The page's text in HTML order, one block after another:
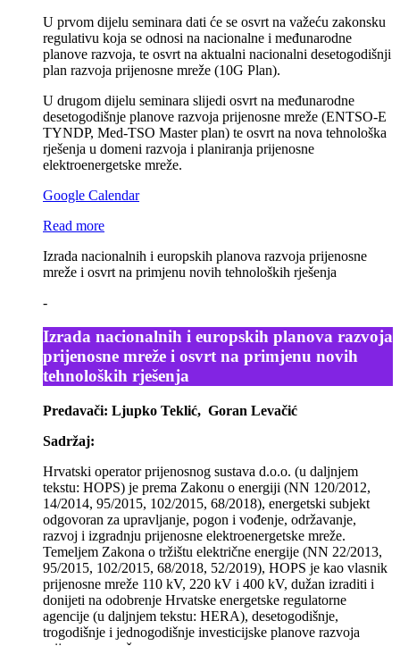
U prvom dijelu seminara dati će se osvrt na važeću zakonsku
regulativu koja se odnosi na nacionalne i međunarodne
planove razvoja, te osvrt na aktualni nacionalni desetogodišnji
plan razvoja prijenosne mreže (10G Plan).
U drugom dijelu seminara slijedi osvrt na međunarodne
desetogodišnje planove razvoja prijenosne mreže (ENTSO-E
TYNDP, Med-TSO Master plan) te osvrt na nova tehnološka
rješenja u domeni razvoja i planiranja prijenosne
elektroenergetske mreže.
Google Calendar
Read more
Izrada nacionalnih i europskih planova razvoja prijenosne
mreže i osvrt na primjenu novih tehnoloških rješenja
-
Izrada nacionalnih i europskih planova razvoja
prijenosne mreže i osvrt na primjenu novih
tehnoloških rješenja
Predavači: Ljupko Teklić, Goran Levačić
Sadržaj:
Hrvatski operator prijenosnog sustava d.o.o. (u daljnjem
tekstu: HOPS) je prema Zakonu o energiji (NN 120/2012,
14/2014, 95/2015, 102/2015, 68/2018), energetski subjekt
odgovoran za upravljanje, pogon i vođenje, održavanje,
razvoj i izgradnju prijenosne elektroenergetske mreže.
Temeljem Zakona o tržištu električne energije (NN 22/2013,
95/2015, 102/2015, 68/2018, 52/2019), HOPS je kao vlasnik
prijenosne mreže 110 kV, 220 kV i 400 kV, dužan izraditi i
donijeti na odobrenje Hrvatske energetske regulatorne
agencije (u daljnjem tekstu: HERA), desetogodišnje,
trogodišnje i jednogodišnje investicijske planove razvoja